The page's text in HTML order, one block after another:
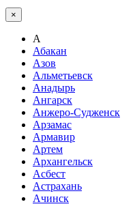
×
А
Абакан
Азов
Альметьевск
Анадырь
Ангарск
Анжеро-Судженск
Арзамас
Армавир
Артем
Архангельск
Асбест
Астрахань
Ачинск